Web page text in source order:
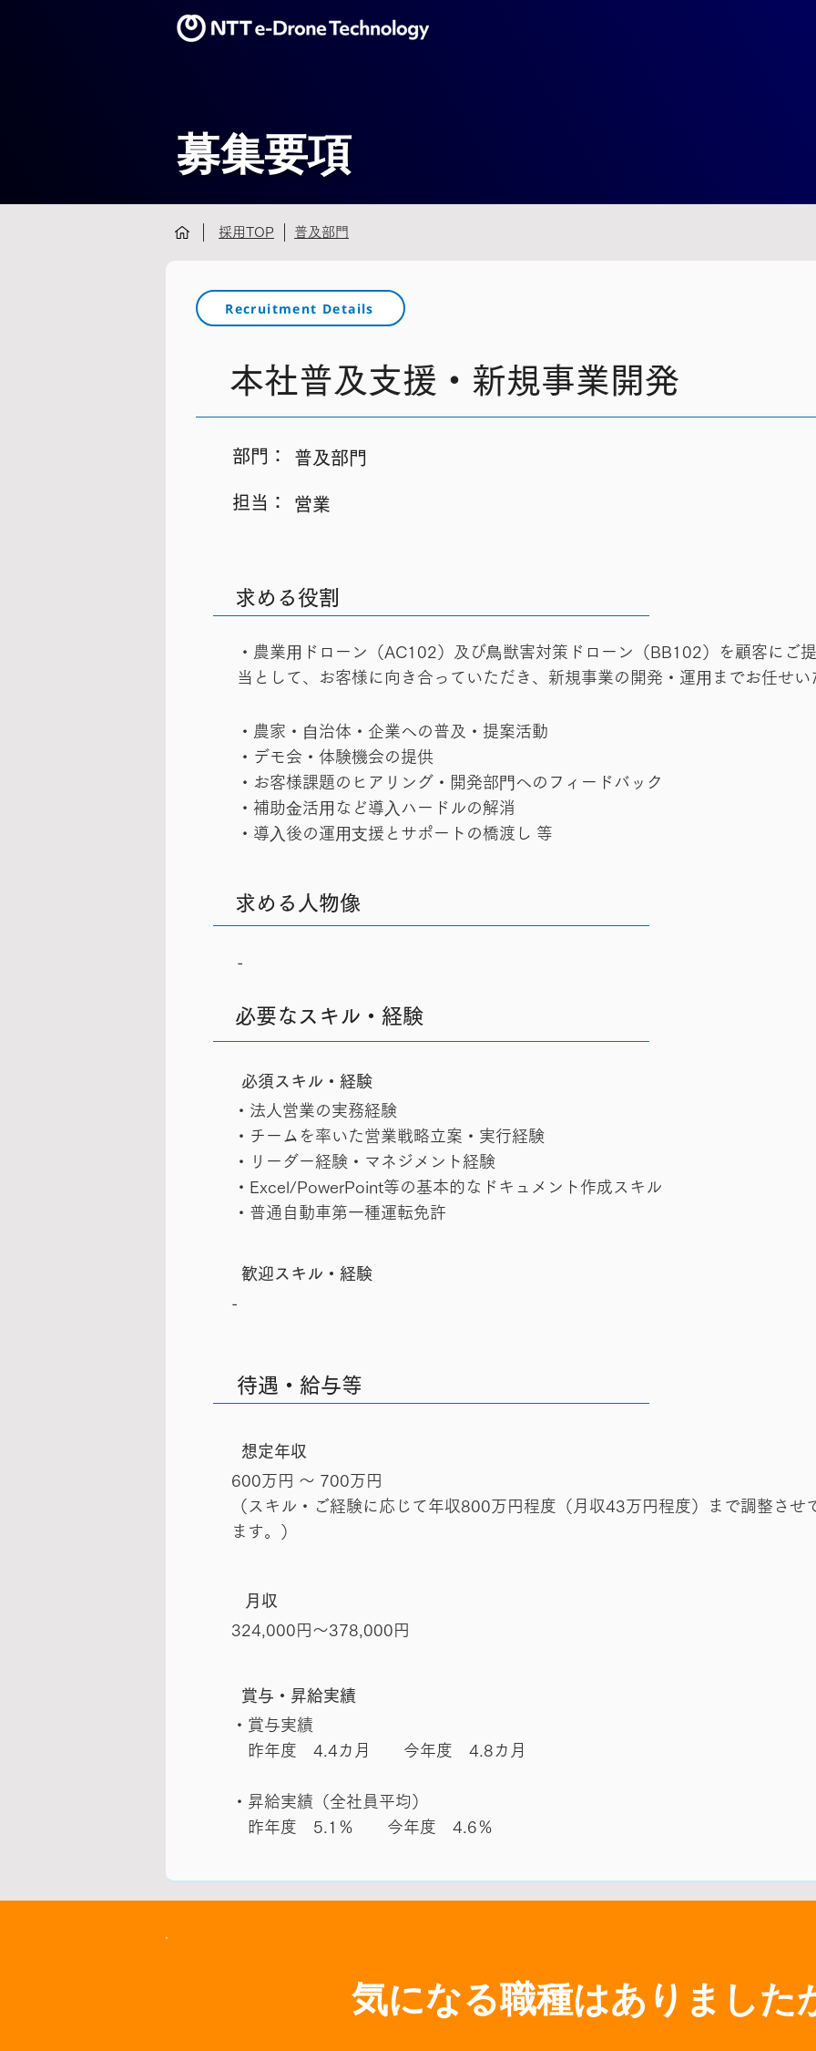
募集要項
採用TOP 普及部門
Recruitment Details
本社普及支援・新規事業開発
​部門： 普及部門
​担当： 営業
求める役割
・農業⽤ドローン（AC102）及び⿃獣害対策ドローン（BB102）を顧客にご
当として、お客様に向き合っていただき、新規事業の開発・運⽤までお任せい
・農家・⾃治体・企業への普及・提案活動
・デモ会・体験機会の提供
・お客様課題のヒアリング・開発部⾨へのフィードバック
・補助⾦活⽤など導⼊ハードルの解消
・導⼊後の運⽤⽀援とサポートの橋渡し 等
求める人物像
-
必要なスキル・経験
​必須スキル・経験
・法人営業の実務経験
・チームを率いた営業戦略立案・実行経験
・リーダー経験・マネジメント経験
・Excel/PowerPoint等の基本的なドキュメント作成スキル
・普通自動車第一種運転免許
歓迎スキル・経験
-
待遇・給与等
想定年収
600万円 〜 700万円
（スキル・ご経験に応じて年収800万円程度（月収43万円程度）まで調整させ
ます。）
月収
324,000円～378,000円
賞与・昇給実績
・賞与実績
昨年度 4.4カ月 今年度 4.8カ月
・昇給実績（全社員平均）
昨年度 5.1％ 今年度 4.6％
気になる職種はありました